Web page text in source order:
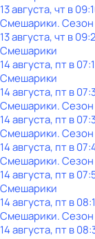
13 августа, чт в
Смешарики. Сезон
13 августа, чт в
Смешарики
14 августа, пт в
Смешарики
14 августа, пт в
Смешарики. Сезон
14 августа, пт в
Смешарики. Сезон
14 августа, пт в
Смешарики. Сезон
14 августа, пт в
Смешарики
14 августа, пт в
Смешарики. Сезон
14 августа, пт в